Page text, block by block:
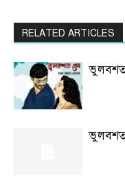
RELATED ARTICLES
ভুলবশত
ভুলবশত